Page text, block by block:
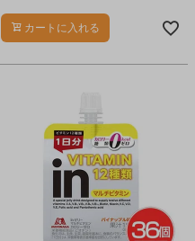
メントで、12種類のビタミンと7種
類のミネラルが手軽に摂れます。
カートに入れる